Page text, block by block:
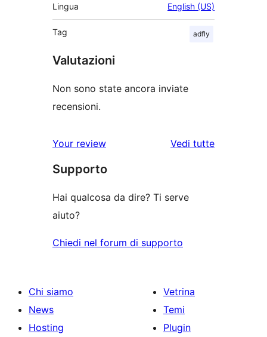
Lingua English (US)
Tag adfly
Valutazioni
Non sono state ancora inviate
recensioni.
Your review Vedi tuttele
Supporto
Hai qualcosa da dire? Ti serve
aiuto?
Chiedi nel forum di supporto
Chi siamo
News
Hosting
Vetrina
Temi
Plugin